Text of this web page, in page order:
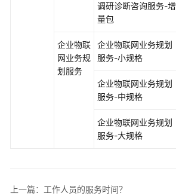
云
DevSecOps
咨
咨
调研诊断咨询服务-增
量包
企业物联
网业务规
划服务
企业物联网业务规划
服务-小规格
企业物联网业务规划
服务-中规格
企业物联网业务规划
服务-大规格
上一篇：工作人员的服务时间？